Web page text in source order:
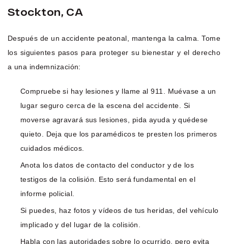
Stockton, CA
Después de un accidente peatonal, mantenga la calma. Tome
los siguientes pasos para proteger su bienestar y el derecho
a una indemnización:
Compruebe si hay lesiones y llame al 911. Muévase a un
lugar seguro cerca de la escena del accidente. Si
moverse agravará sus lesiones, pida ayuda y quédese
quieto. Deja que los paramédicos te presten los primeros
cuidados médicos.
Anota los datos de contacto del conductor y de los
testigos de la colisión. Esto será fundamental en el
informe policial.
Si puedes, haz fotos y vídeos de tus heridas, del vehículo
implicado y del lugar de la colisión.
Habla con las autoridades sobre lo ocurrido, pero evita